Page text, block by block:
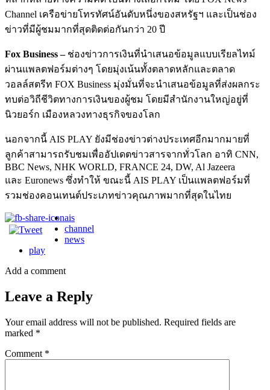
Channel เครือข่ายโทรทัศน์อันดับหนึ่งของสหรัฐฯ และเป็นช่อง
ข่าวที่มีผู้ชมมากที่สุดติดต่อกันกว่า 20 ปี
Fox Business –ช่องข่าวการเงินที่นำเสนอข้อมูลแบบเรียลไทม์
ผ่านแพลตฟอร์มต่างๆ โดยมุ่งเน้นทั้งตลาดหลักและตลาด
วอลล์สตรีท FOX Business มุ่งมั่นที่จะนำเสนอข้อมูลที่ส่งผลกระ
ทบต่อวิถีชีวิตทางการเงินของผู้ชม โดยมีสำนักงานใหญ่อยู่ที่
นิวยอร์ก เมืองหลวงทางธุรกิจของโลก
นอกจากนี้ AIS PLAY ยังมีช่องข่าวต่างประเทศอีกมากมายที่
ลูกค้าสามารถรับชมเพื่ออัปเดตข่าวสารจากทั่วโลก อาทิ CNN,
BBC News, NHK WORLD, FRANCE 24, DW, Al Jazeera
และ Euronews ซึ่งทำให้ ขณะนี้ AIS PLAY เป็นแพลตฟอร์มที่
รวมช่องคอนเทนต์ประเภทข่าวคุณภาพมากที่สุดในไทย
ais
channel
news
play
Add a comment
Leave a Reply
Your email address will not be published. Required fields are
marked *
Comment *